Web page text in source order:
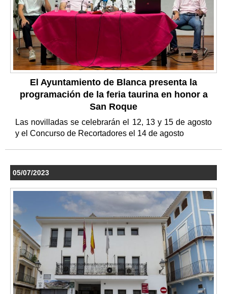
El Ayuntamiento de Blanca presenta la
programación de la feria taurina en honor a
San Roque
Las novilladas se celebrarán el 12, 13 y 15 de agosto
y el Concurso de Recortadores el 14 de agosto
05/07/2023